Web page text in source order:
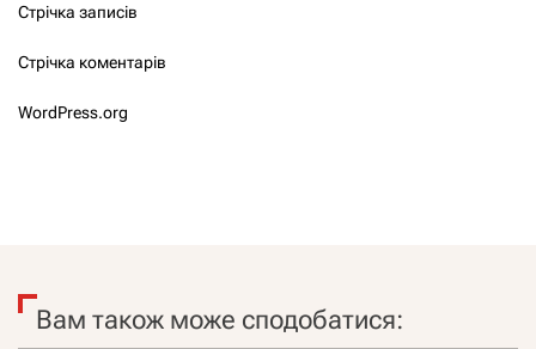
Стрічка записів
Стрічка коментарів
WordPress.org
Вам також може сподобатися: